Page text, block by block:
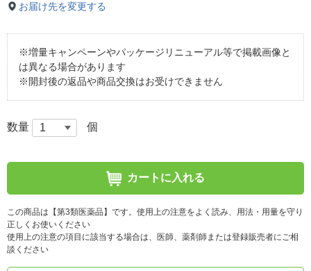
お届け先を変更する
※増量キャンペーンやパッケージリニューアル等で掲載画像と
は異なる場合があります
※開封後の返品や商品交換はお受けできません
数量 個
カートに入れる
この商品は【第3類医薬品】です。使用上の注意をよく読み、用法・用量を守り
正しくお使いください
使用上の注意の項目に該当する場合は、医師、薬剤師または登録販売者にご相
談ください